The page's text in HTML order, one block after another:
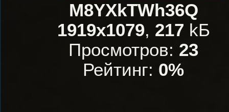
M8YXkTWh36Q
1919x1079, 217 kБ
Просмотров: 23
Рейтинг: 0%